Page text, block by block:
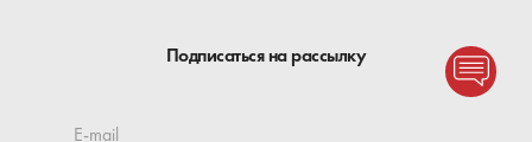
Подписаться на рассылку
E-mail